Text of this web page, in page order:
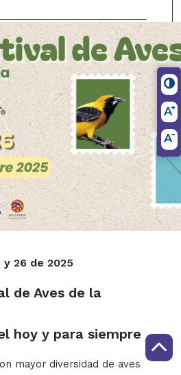
26 de 2025
de Aves de la
hoy y para siempre
mayor diversidad de aves